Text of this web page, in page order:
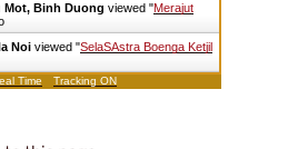
Mot, Binh Duong viewed "Merajut
Noi viewed "SelaSAstra Boenga Ketjil
Time Tracking ON